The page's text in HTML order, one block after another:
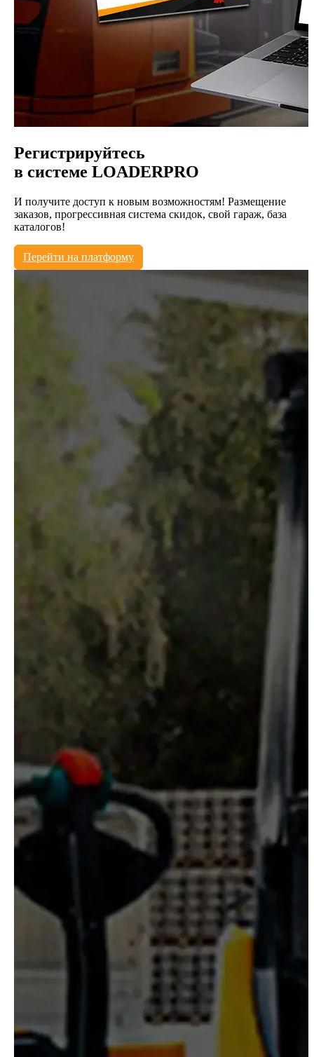
Регистрируйтесь
в системе LOADERPRO
И получите доступ к новым возможностям! Размещение
заказов, прогрессивная система скидок, свой гараж, база
каталогов!
Перейти на платформу